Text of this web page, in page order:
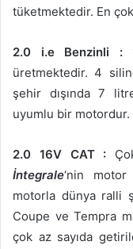
tüketmektedir. En
2.0 i.e Benzinli :
üretmektedir. 4
şehir dışında 7
uyumlu bir motordur.
2.0 16V CAT :
İntegrale‘nin motor
motorla dünya ralli
Coupe ve Tempra
çok az sayıda